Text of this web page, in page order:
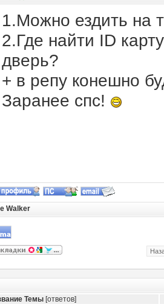
1.Можно ездить на
2.Где найти ID
дверь?
+ в репу конешно
Заранее спс!
Walker
Темы[ответов]